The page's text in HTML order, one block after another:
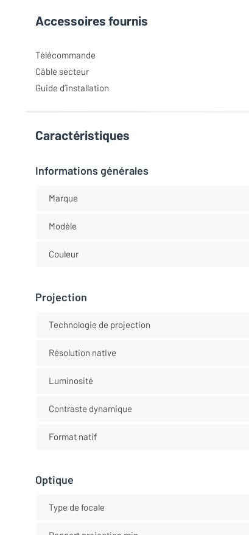
Accessoires fournis
Télécommande
Câble secteur
Guide d’installation
Caractéristiques
Informations générales
Marque
Modèle
Couleur
Projection
Technologie de projection
Résolution native
Luminosité
Contraste dynamique
Format natif
Optique
Type de focale